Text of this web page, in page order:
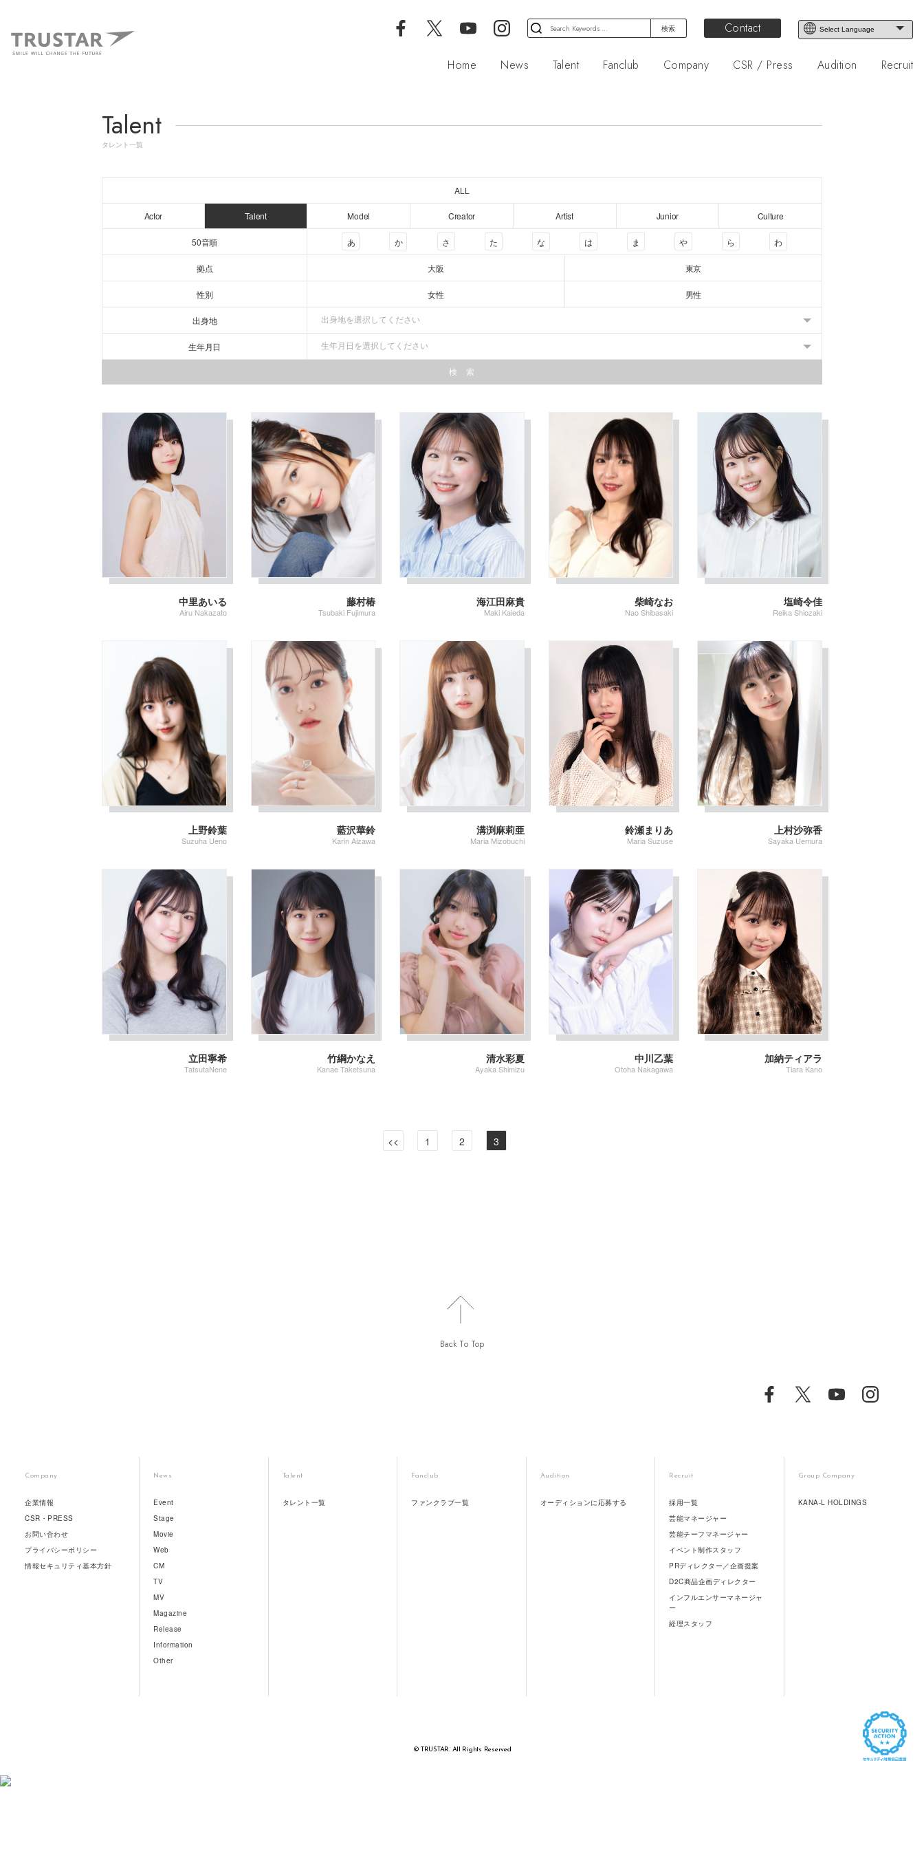
検
索
象:
Contact
Home News Talent Fanclub Company CSR / Press Audition Recruit
Talent
タレント一覧
ALL
Actor Talent Model Creator Artist Junior Culture
50音順 あ か さ た な は ま や ら わ
拠点 大阪 東京
性別 女性 男性
出身地
生年月日
中里あいる
Airu Nakazato
藤村椿
Tsubaki Fujimura
海江田麻貴
Maki Kaieda
柴崎なお
Nao Shibasaki
塩崎令佳
Reika Shiozaki
上野鈴葉
Suzuha Ueno
藍沢華鈴
Karin Aizawa
溝渕麻莉亜
Maria Mizobuchi
鈴瀬まりあ
Maria Suzuse
上村沙弥香
Sayaka Uemura
立田寧希
TatsutaNene
竹綱かなえ
Kanae Taketsuna
清水彩夏
Ayaka Shimizu
中川乙葉
Otoha Nakagawa
加納ティアラ
Tiara Kano
投
稿
<< 1 2 3
Back To Top
Company
企業情報
CSR・PRESS
お問い合わせ
プライバシーポリシー
情報セキュリティ基本方針
News
Event
Stage
Movie
Web
CM
TV
MV
Magazine
Release
Information
Other
Talent
タレント一覧
Fanclub
ファンクラブ一覧
Audition
オーディションに応募する
Recruit
採用一覧
芸能マネージャー
芸能チーフマネージャー
イベント制作スタッフ
PRディレクター／企画提案
D2C商品企画ディレクター
インフルエンサーマネージャ
ー
経理スタッフ
Group Company
KANA-L HOLDINGS
© TRUSTAR. All Rights Reserved